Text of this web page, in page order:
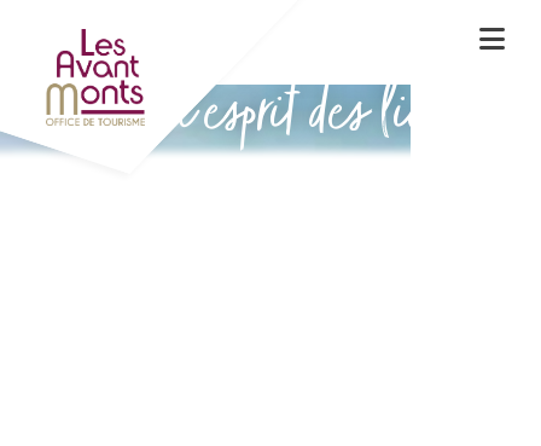
Vivez l'esprit des lieux